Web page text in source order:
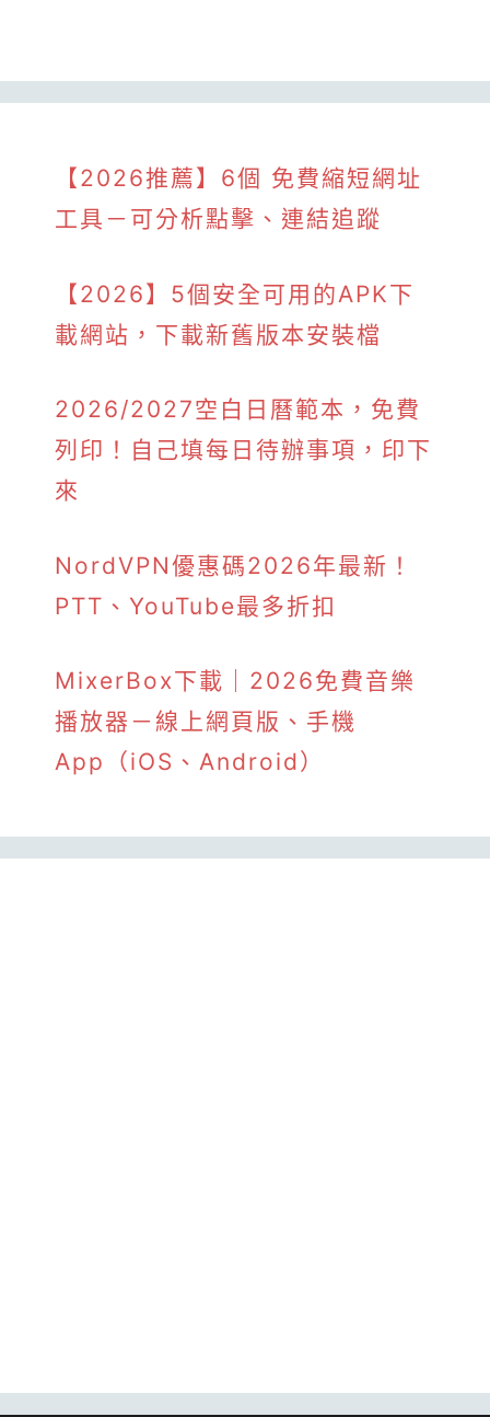
【2026推薦】6個 免費縮短網址
工具－可分析點擊、連結追蹤
【2026】5個安全可用的APK下
載網站，下載新舊版本安裝檔
2026/2027空白日曆範本，免費
列印！自己填每日待辦事項，印下
來
NordVPN優惠碼2026年最新！
PTT、YouTube最多折扣
MixerBox下載｜2026免費音樂
播放器－線上網頁版、手機
App（iOS、Android）